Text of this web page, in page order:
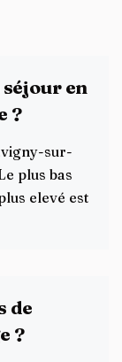
en
?
sur-
plus bas
elevé est
de
?